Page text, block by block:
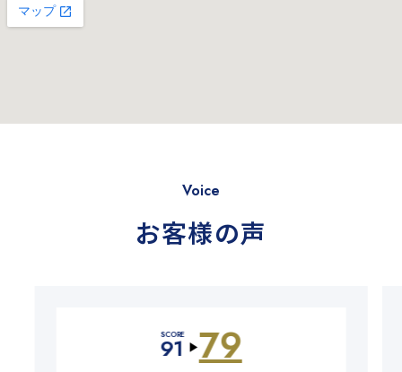
Voice
お客様の声
SCORE
91 ▶79